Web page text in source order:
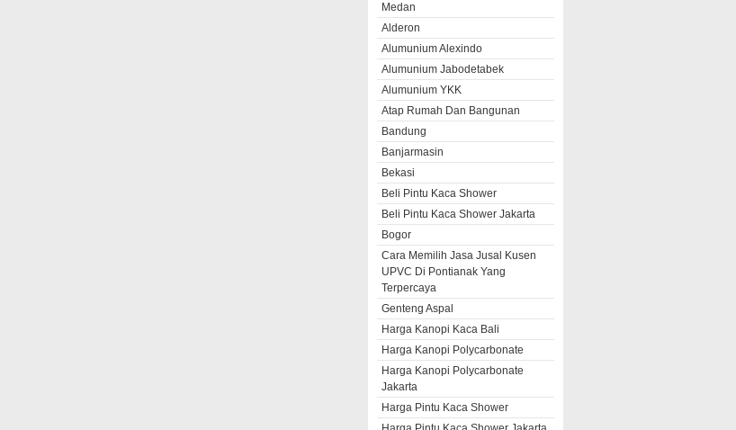
Medan
Alderon
Alumunium Alexindo
Alumunium Jabodetabek
Alumunium YKK
Atap Rumah Dan Bangunan
Bandung
Banjarmasin
Bekasi
Beli Pintu Kaca Shower
Beli Pintu Kaca Shower Jakarta
Bogor
Cara Memilih Jasa Jusal Kusen
UPVC Di Pontianak Yang
Terpercaya
Genteng Aspal
Harga Kanopi Kaca Bali
Harga Kanopi Polycarbonate
Harga Kanopi Polycarbonate
Jakarta
Harga Pintu Kaca Shower